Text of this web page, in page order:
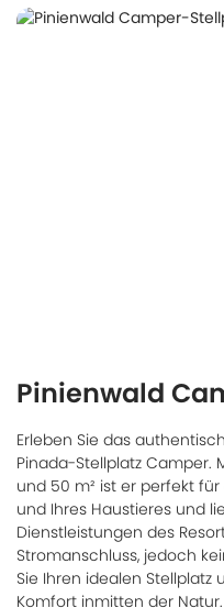
Pinienwald
Erleben Sie das
Pinada-Stellplatz Camper.
und 50 m² ist er perfekt
und Ihres Haustieres und
Dienstleistungen des
Stromanschluss, jedoch
Sie Ihren idealen Stellplatz
Komfort inmitten der Natur.